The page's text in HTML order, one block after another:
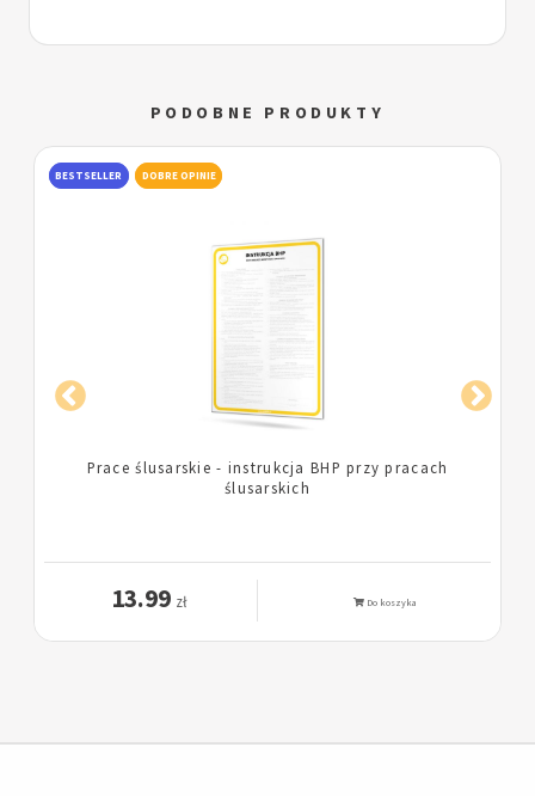
PODOBNE PRODUKTY
BESTSELLER DOBRE OPINIE
Piła taśmowa do metali - instrukcja BHP przy
obsłudze piły taśmowej do metali
13.99 zł Do koszyka